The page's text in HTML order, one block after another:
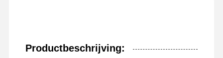
Productbeschrijving: